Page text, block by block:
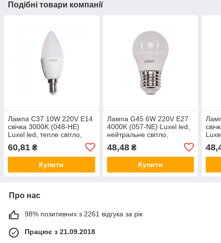
Подібні товари компанії
Лампа C37 10W 220V E14
свічка 3000K (048-HE)
Luxel led, тепле світло,
лампочка-свічка
60,81 ₴
Купити
Лампа G45 6W 220V E27
4000K (057-NE) Luxel led,
нейтральне світло,
лампочка кулька
48,48₴
Купити
Про нас
98% позитивних з 2261 відгука за рік
Працює з 21.09.2018